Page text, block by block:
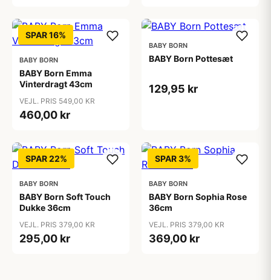
SPAR 16%
BABY BORN
BABY Born Emma
Vinterdragt 43cm
VEJL. PRIS 549,00 KR
460,00 kr
BABY BORN
BABY Born Pottesæt
129,95 kr
SPAR 22%
BABY BORN
BABY Born Soft Touch
Dukke 36cm
VEJL. PRIS 379,00 KR
295,00 kr
SPAR 3%
BABY BORN
BABY Born Sophia Rose
36cm
VEJL. PRIS 379,00 KR
369,00 kr